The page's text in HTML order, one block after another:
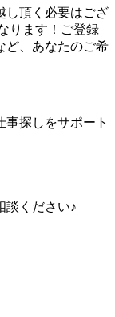
し頂く必要はござ
ります！ご登録
ど、あなたのご希
探しをサポート
談ください♪